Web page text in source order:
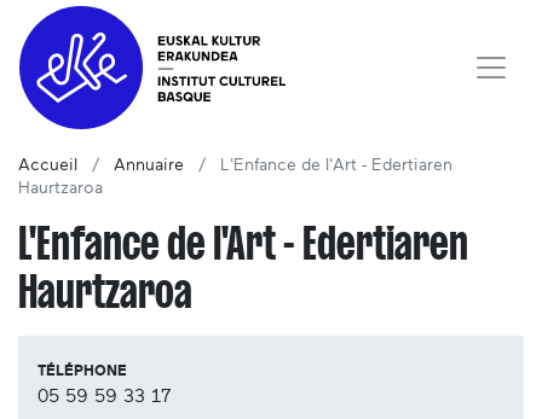
Accueil Annuaire
L'Enfance de l'Art - Edertiaren
Haurtzaroa
L'Enfance de l'Art - Edertiaren
Haurtzaroa
TÉLÉPHONE
05 59 59 33 17